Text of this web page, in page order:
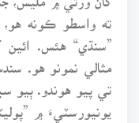
ته واسطو ڪونه
”سنڌي“ هئس.
مثالي نمونو هو.
تي پيو هوندو. ٻيو
يونيورسٽيءَ ۾